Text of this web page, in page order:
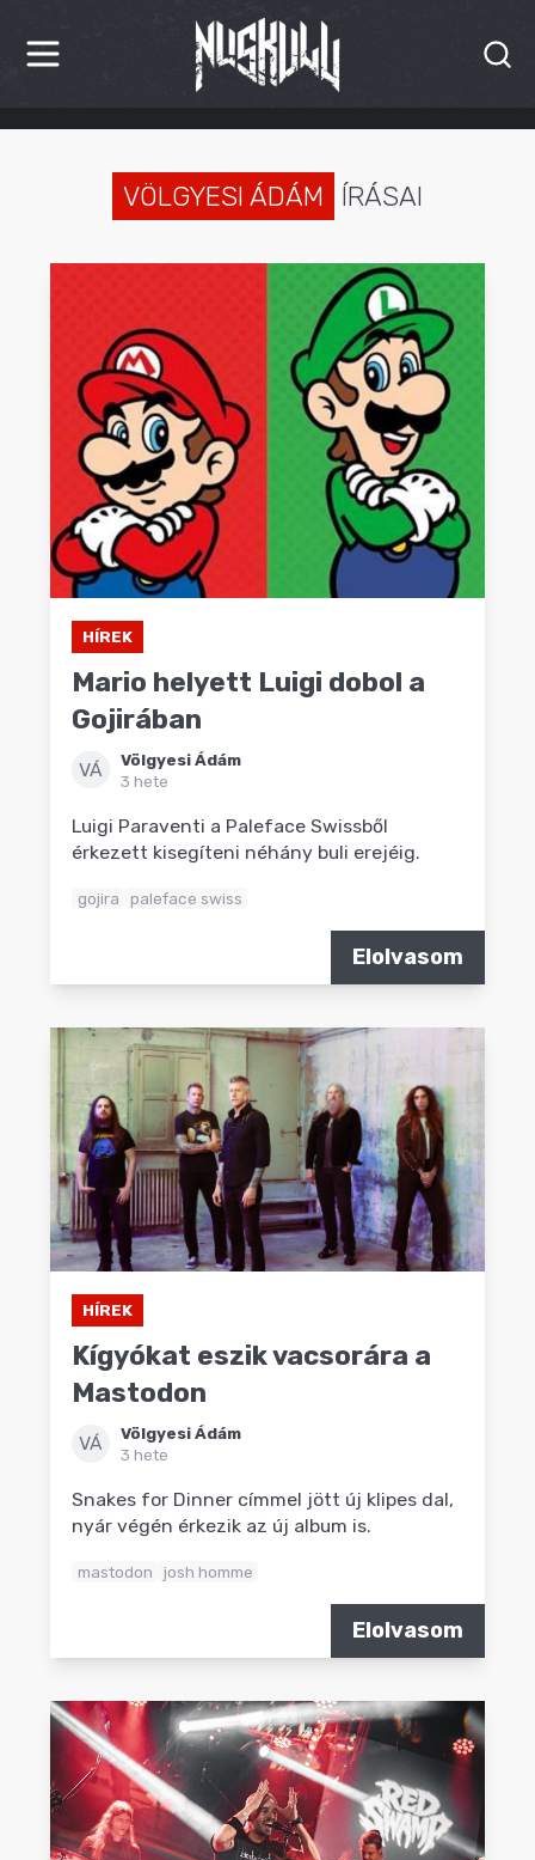
HÍREK
PREMIEREK
KULT
MÁSVILÁG
BLOG
VÖLGYESI ÁDÁM ÍRÁSAI
HÍREK
Mario helyett Luigi dobol a
Gojirában
VÁ
Völgyesi Ádám
3 hete
Luigi Paraventi a Paleface Swissből
érkezett kisegíteni néhány buli erejéig.
gojira paleface swiss
Elolvasom
HÍREK
Kígyókat eszik vacsorára a
Mastodon
VÁ
Völgyesi Ádám
3 hete
Snakes for Dinner címmel jött új klipes dal,
nyár végén érkezik az új album is.
mastodon josh homme
Elolvasom